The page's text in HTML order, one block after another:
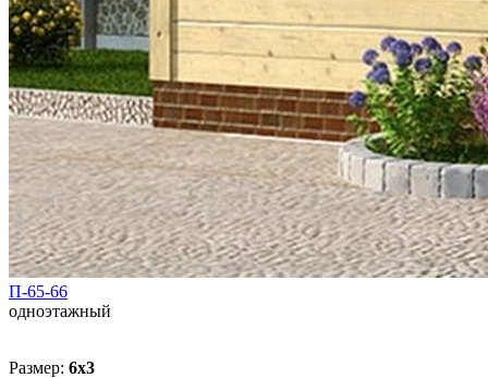
П-65-66
одноэтажный
Размер: 6x3